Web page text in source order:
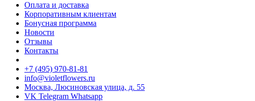
Оплата и доставка
Корпоративным клиентам
Бонусная программа
Новости
Отзывы
Контакты
+7 (495) 970-81-81
info@violetflowers.ru
Москва, Люсиновская улица, д. 55
VK Telegram Whatsapp